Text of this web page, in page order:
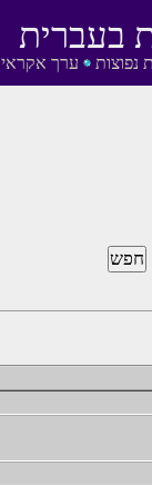
נפוצות ערך אקראי
בעברית